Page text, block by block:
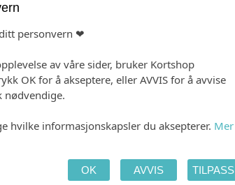
HANDLEKURV
personvern ❤
av våre sider, bruker Kortshop
OK for å akseptere, eller AVVIS for å avvise
nødvendige.
hvilke informasjonskapsler du aksepterer. Mer
OK AVVIS TILPASS